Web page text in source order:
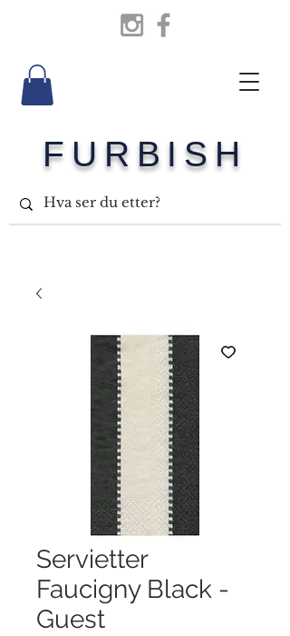
FURBISH
Servietter
Faucigny Black -
Guest